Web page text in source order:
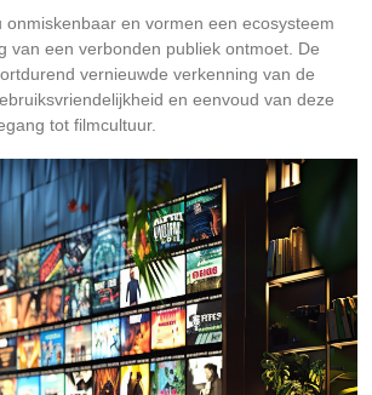
onmiskenbaar en vormen een ecosysteem
van een verbonden publiek ontmoet. De
vernieuwde verkenning van de
en eenvoud van deze
tot filmcultuur.